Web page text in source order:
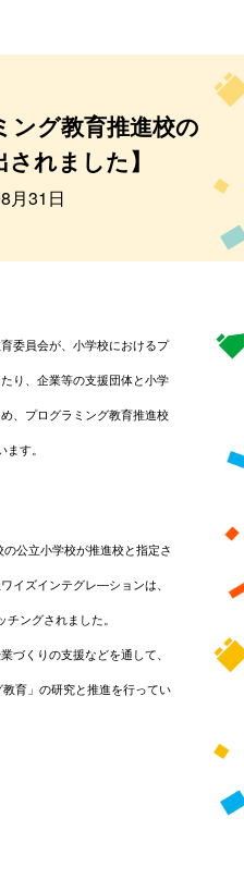
ング教育推進校の
れました】
月31日
委員会が、小学校におけるプ
り、企業等の支援団体と小学
、プログラミング教育推進校
す。
公立小学校が推進校と指定さ
イズインテグレ―ションは、
ングされました。
づくりの支援などを通して、
育」の研究と推進を行ってい